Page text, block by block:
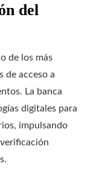
del
de los más
de acceso a
La banca
digitales para
impulsando